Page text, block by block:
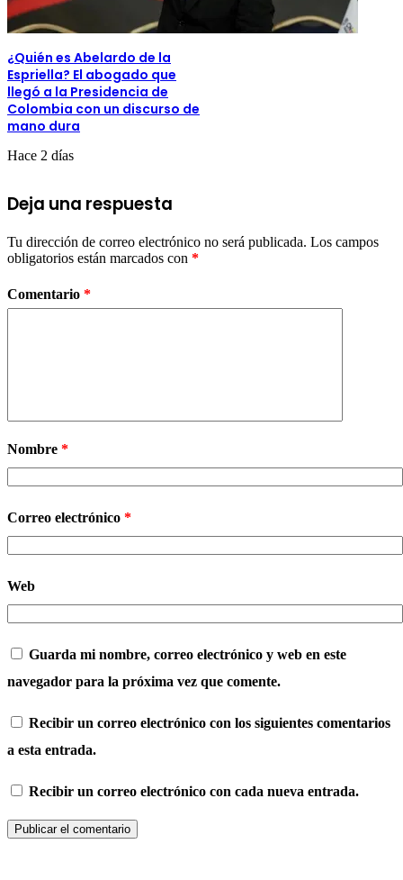
¿Quién es Abelardo de la
Espriella? El abogado que
llegó a la Presidencia de
Colombia con un discurso de
mano dura
Hace 2 días
Deja una respuesta
Tu dirección de correo electrónico no será publicada. Los campos
obligatorios están marcados con *
Comentario *
Nombre *
Correo electrónico *
Web
Guarda mi nombre, correo electrónico y web en este
navegador para la próxima vez que comente.
Recibir un correo electrónico con los siguientes comentarios
a esta entrada.
Recibir un correo electrónico con cada nueva entrada.